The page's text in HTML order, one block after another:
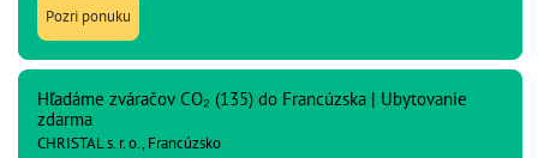
Pozri ponuku
Hľadáme zváračov CO₂ (135) do Francúzska | Ubytovanie
zdarma
CHRISTAL s. r. o., Francúzsko